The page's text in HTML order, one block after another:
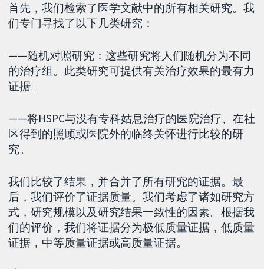
首先，我们检索了医学文献中的所有相关研究。我
们专门寻找了以下几类研究：
——随机对照研究：这些研究将人们随机分为不同
的治疗组。此类研究可提供有关治疗效果的最有力
证据。
——将HSPC与没有专科姑息治疗的医院治疗、在社
区得到的照顾或医院外的临终关怀进行比较的研
究。
我们比较了结果，并合并了所有研究的证据。最
后，我们评价了证据质量。我们考虑了诸如研究方
式，研究规模以及研究结果一致性的因素。根据我
们的评价，我们将证据分为极低质量证据，低质量
证据，中等质量证据或高质量证据。